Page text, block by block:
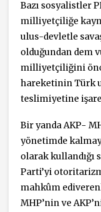
Bazı sosyalistler
milliyetçiliğe
ulus-devletle
olduğundan dem
milliyetçiliğini
hareketinin Türk
teslimiyetine
Bir yanda AKP-
yönetimde
olarak kullandığı
Parti’yi
mahkûm
MHP’nin ve